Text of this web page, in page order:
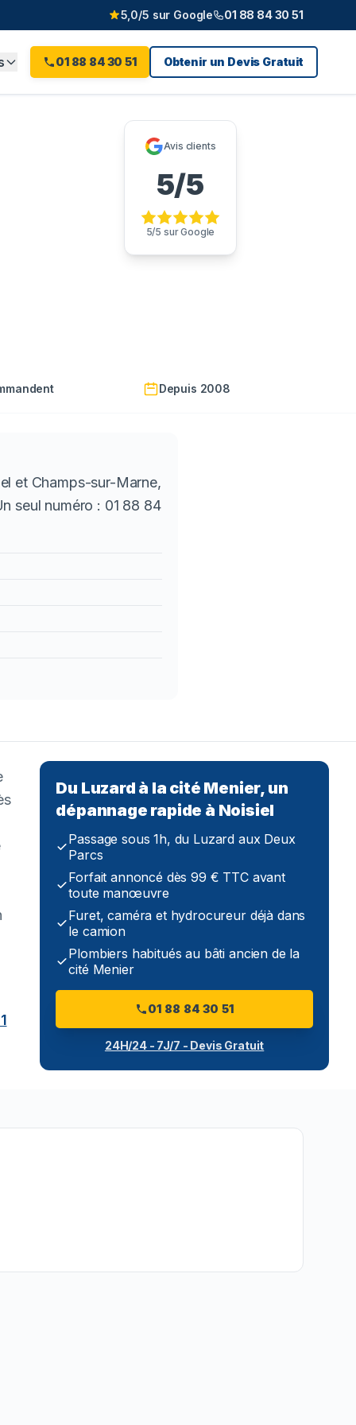
5,0/5 sur Google 01 88 84 30 51
01 88 84 30 51 Obtenir un Devis Gratuit
Avis clients
5/5
5/5 sur Google
Depuis 2008
et Champs-sur-Marne,
seul numéro : 01 88 84
Du Luzard à la cité Menier, un
dépannage rapide à Noisiel
Passage sous 1h, du Luzard aux Deux
Parcs
Forfait annoncé dès 99 € TTC avant
toute manœuvre
Furet, caméra et hydrocureur déjà dans
le camion
Plombiers habitués au bâti ancien de la
cité Menier
01 88 84 30 51
24H/24 - 7J/7 - Devis Gratuit